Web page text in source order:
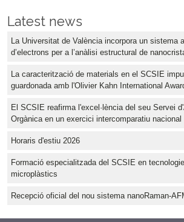
Latest news
La Universitat de València incorpora un sistema
d’electrons per a l’anàlisi estructural de
La caracterització de materials en el SCSIE
guardonada amb l'Olivier Kahn International
El SCSIE reafirma l'excel·lència del seu Servei
Orgànica en un exercici intercomparatiu nacional
Horaris d'estiu 2026
Formació especialitzada del SCSIE en
microplàstics
Recepció oficial del nou sistema nanoRaman-